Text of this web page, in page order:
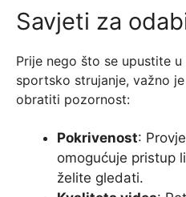
Savjeti za
Prije nego što se upustite
sportsko strujanje, važno
obratiti pozornost:
Pokrivenost:
omogućuje pristup
želite gledati.